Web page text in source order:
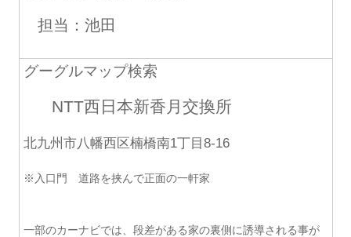
担当：池田
グーグルマップ検索
NTT西日本新香月交換所
北九州市八幡西区楠橋南1丁目8-16
※入口門 道路を挟んで正面の一軒家
一部のカーナビでは、段差がある家の裏側に誘導される事が